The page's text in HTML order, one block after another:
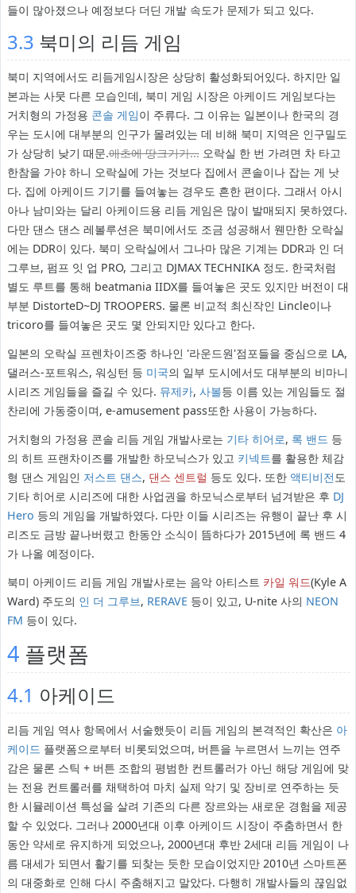
들이 많아졌으나 예정보다 더딘 개발 속도가 문제가 되고 있다.
3.3 북미의 리듬 게임
북미 지역에서도 리듬게임시장은 상당히 활성화되어있다. 하지만 일
본과는 사뭇 다른 모습인데, 북미 게임 시장은 아케이드 게임보다는
거치형의 가정용 콘솔 게임이 주류다. 그 이유는 일본이나 한국의 경
우는 도시에 대부분의 인구가 몰려있는 데 비해 북미 지역은 인구밀도
가 상당히 낮기 때문.애초에 땅크기가...오락실 한 번 가려면 차 타고
한참을 가야 하니 오락실에 가는 것보다 집에서 콘솔이나 잡는 게 낫
다. 집에 아케이드 기기를 들여놓는 경우도 흔한 편이다. 그래서 아시
아나 남미와는 달리 아케이드용 리듬 게임은 많이 발매되지 못하였다.
다만 댄스 댄스 레볼루션은 북미에서도 조금 성공해서 웬만한 오락실
에는 DDR이 있다. 북미 오락실에서 그나마 많은 기계는 DDR과 인 더
그루브, 펌프 잇 업 PRO, 그리고 DJMAX TECHNIKA 정도. 한국처럼
별도 루트를 통해 beatmania IIDX를 들여놓은 곳도 있지만 버전이 대
부분 DistorteD~DJ TROOPERS. 물론 비교적 최신작인 Lincle이나
tricoro를 들여놓은 곳도 몇 안되지만 있다고 한다.
일본의 오락실 프렌차이즈중 하나인 '라운드원'점포들을 중심으로 LA,
댈러스-포트워스, 워싱턴 등 미국의 일부 도시에서도 대부분의 비마니
시리즈 게임들을 즐길 수 있다. 뮤제카, 사볼등 이름 있는 게임들도 절
찬리에 가동중이며, e-amusement pass또한 사용이 가능하다.
거치형의 가정용 콘솔 리듬 게임 개발사로는 기타 히어로, 록 밴드 등
의 히트 프랜차이즈를 개발한 하모닉스가 있고 키넥트를 활용한 체감
형 댄스 게임인 저스트 댄스, 댄스 센트럴 등도 있다. 또한 액티비전도
기타 히어로 시리즈에 대한 사업권을 하모닉스로부터 넘겨받은 후 DJ
Hero 등의 게임을 개발하였다. 다만 이들 시리즈는 유행이 끝난 후 시
리즈도 금방 끝나버렸고 한동안 소식이 뜸하다가 2015년에 록 밴드 4
가 나올 예정이다.
북미 아케이드 리듬 게임 개발사로는 음악 아티스트 카일 워드(Kyle A
Ward) 주도의 인 더 그루브, RERAVE 등이 있고, U-nite 사의 NEON
FM 등이 있다.
4플랫폼
4.1 아케이드
리듬 게임 역사 항목에서 서술했듯이 리듬 게임의 본격적인 확산은 아
케이드 플랫폼으로부터 비롯되었으며, 버튼을 누르면서 느끼는 연주
감은 물론 스틱 + 버튼 조합의 평범한 컨트롤러가 아닌 해당 게임에 맞
는 전용 컨트롤러를 채택하여 마치 실제 악기 및 장비로 연주하는 듯
한 시뮬레이션 특성을 살려 기존의 다른 장르와는 새로운 경험을 제공
할 수 있었다. 그러나 2000년대 이후 아케이드 시장이 주춤하면서 한
동안 약세로 유지하게 되었으나, 2000년대 후반 2세대 리듬 게임이 나
름 대세가 되면서 활기를 되찾는 듯한 모습이었지만 2010년 스마트폰
의 대중화로 인해 다시 주춤해지고 말았다. 다행히 개발사들의 끊임없